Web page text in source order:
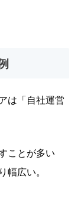
は「自社運営
ことが多い
幅広い。